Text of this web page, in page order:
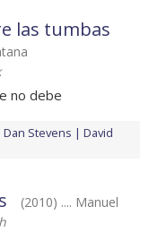
las tumbas
no debe
Dan Stevens
David
(2010) .... Manuel